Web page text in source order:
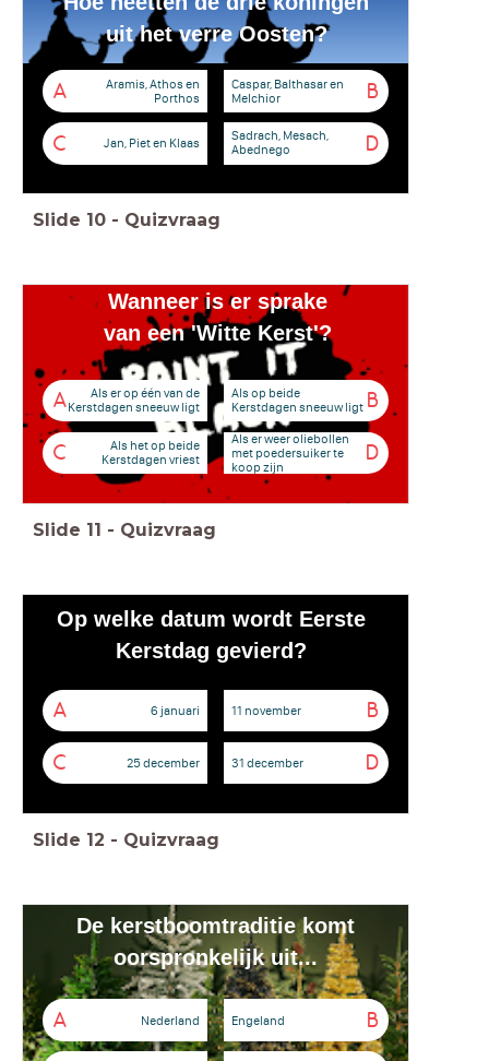
uit het verre Oosten?
A
Aramis, Athos en
Porthos
B
Caspar, Balthasar en
Melchior
C Jan, Piet en Klaas D
Sadrach, Mesach,
Abednego
Slide 10 - Quizvraag
Wanneer is er sprake
van een 'Witte Kerst'?
A
Als er op één van de
Kerstdagen sneeuw ligt
B
Als op beide
Kerstdagen sneeuw ligt
C
Als het op beide
Kerstdagen vriest
D
Als er weer oliebollen
met poedersuiker te
koop zijn
Slide 11 - Quizvraag
Op welke datum wordt Eerste
Kerstdag gevierd?
A 6 januari B
11 november
C 25 december D
31 december
Slide 12 - Quizvraag
De kerstboomtraditie komt
oorspronkelijk uit...
A Nederland B
Engeland